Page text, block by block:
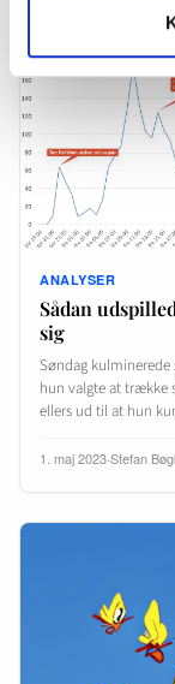
ANALYSER
Sådan
sig
Søndag kulminerede
hun valgte at trække
ellers ud til at hun
1. maj 2023·Stefan